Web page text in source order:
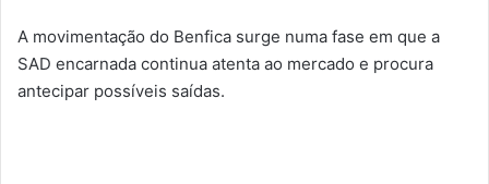
A movimentação do Benfica surge numa fase em que a
SAD encarnada continua atenta ao mercado e procura
antecipar possíveis saídas.